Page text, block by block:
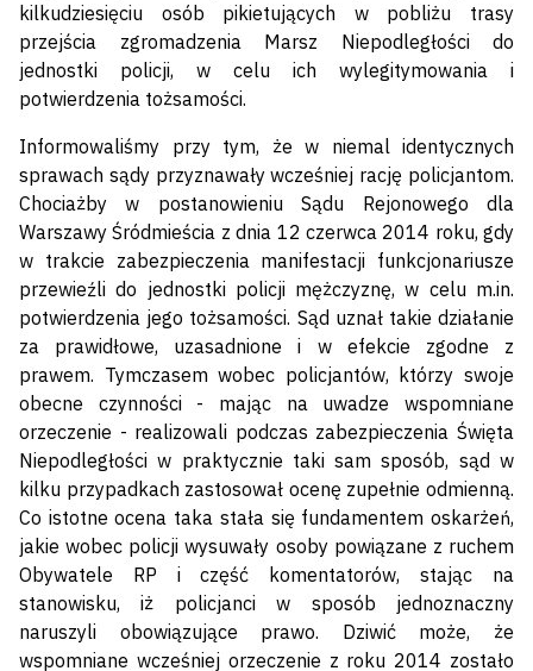
kilkudziesięciu osób pikietujących w pobliżu trasy
przejścia zgromadzenia Marsz Niepodległości do
jednostki policji, w celu ich wylegitymowania i
potwierdzenia tożsamości.
Informowaliśmy przy tym, że w niemal identycznych
sprawach sądy przyznawały wcześniej rację policjantom.
Chociażby w postanowieniu Sądu Rejonowego dla
Warszawy Śródmieścia z dnia 12 czerwca 2014 roku, gdy
w trakcie zabezpieczenia manifestacji funkcjonariusze
przewieźli do jednostki policji mężczyznę, w celu m.in.
potwierdzenia jego tożsamości. Sąd uznał takie działanie
za prawidłowe, uzasadnione i w efekcie zgodne z
prawem. Tymczasem wobec policjantów, którzy swoje
obecne czynności - mając na uwadze wspomniane
orzeczenie - realizowali podczas zabezpieczenia Święta
Niepodległości w praktycznie taki sam sposób, sąd w
kilku przypadkach zastosował ocenę zupełnie odmienną.
Co istotne ocena taka stała się fundamentem oskarżeń,
jakie wobec policji wysuwały osoby powiązane z ruchem
Obywatele RP i część komentatorów, stając na
stanowisku, iż policjanci w sposób jednoznaczny
naruszyli obowiązujące prawo. Dziwić może, że
wspomniane wcześniej orzeczenie z roku 2014 zostało